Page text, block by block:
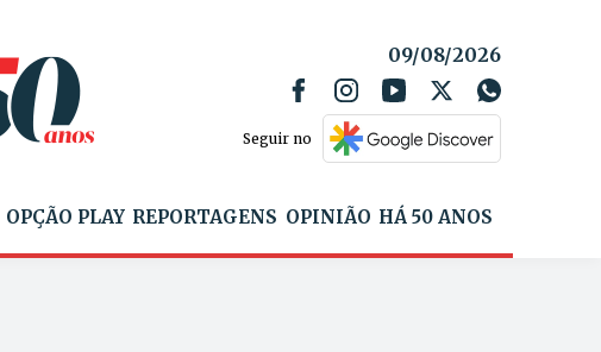
09/08/2026
Seguir no
OPÇÃO PLAY REPORTAGENS OPINIÃO HÁ 50 ANOS